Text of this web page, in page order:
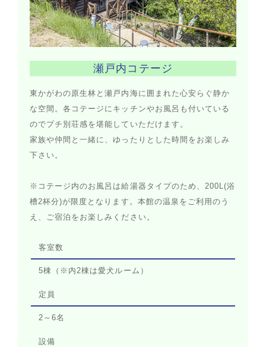
瀬戸内コテージ
東かがわの原生林と瀬戸内海に囲まれた心安らぐ静か
な空間。各コテージにキッチンやお風呂も付いている
のでプチ別荘感を堪能していただけます。
家族や仲間と一緒に、ゆったりとした時間をお楽しみ
下さい。
※コテージ内のお風呂は給湯器タイプのため、200L(浴
槽2杯分)が限度となります。本館の温泉をご利用のう
え、ご宿泊をお楽しみください。
客室数
5棟（※内2棟は愛犬ルーム）
定員
2～6名
設備